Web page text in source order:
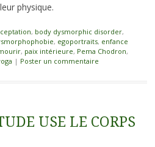
physique.
, body dysmorphic disorder,
, egoportraits, enfance
, paix intérieure, Pema Chodron,
| Poster un commentaire
USE LE CORPS